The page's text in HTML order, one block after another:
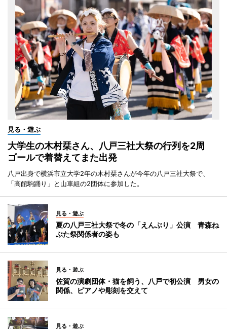
見る・遊ぶ
大学生の木村栞さん、八戸三社大祭の行列を2周
ゴールで着替えてまた出発
八戸出身で横浜市立大学2年の木村栞さんが今年の八戸三社大祭で、
「高館駒踊り」と山車組の2団体に参加した。
見る・遊ぶ
夏の八戸三社大祭で冬の「えんぶり」公演 青森ね
ぶた祭関係者の姿も
見る・遊ぶ
佐賀の演劇団体・猫を飼う、八戸で初公演 男女の
関係、ピアノや彫刻を交えて
見る・遊ぶ